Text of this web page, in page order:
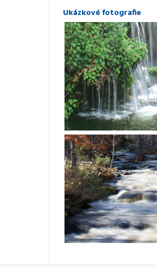
Ukázkové fotografie